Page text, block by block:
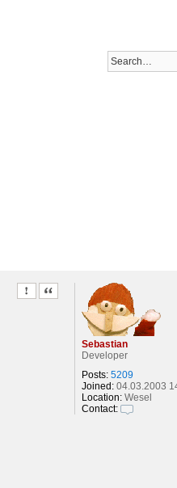
Sebastian
Developer
Posts: 5209
Joined:04.03.2003
Location:Wesel
Contact:
Report this post
Quote